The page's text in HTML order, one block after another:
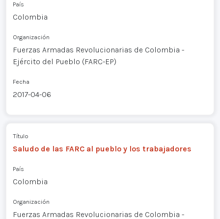
País
Colombia
Organización
Fuerzas Armadas Revolucionarias de Colombia -
Ejército del Pueblo (FARC-EP)
Fecha
2017-04-06
Título
Saludo de las FARC al pueblo y los trabajadores
País
Colombia
Organización
Fuerzas Armadas Revolucionarias de Colombia -